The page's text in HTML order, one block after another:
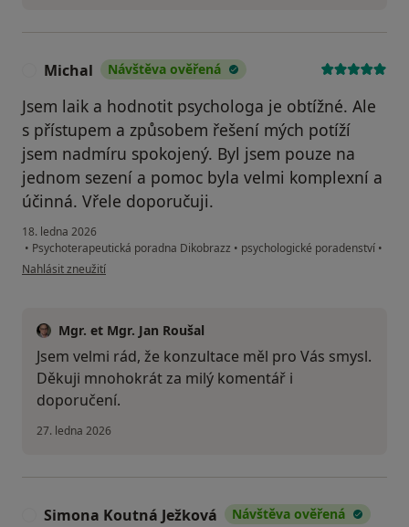
Michal Návštěva ověřená
Jsem laik a hodnotit psychologa je obtížné. Ale
s přístupem a způsobem řešení mých potíží
jsem nadmíru spokojený. Byl jsem pouze na
jednom sezení a pomoc byla velmi komplexní a
účinná. Vřele doporučuji.
18. ledna 2026
• Psychoterapeutická poradna Dikobrazz • psychologické poradenství •
podle názoru uživatele Michal
Nahlásit zneužití
Mgr. et Mgr. Jan Roušal
Jsem velmi rád, že konzultace měl pro Vás smysl.
Děkuji mnohokrát za milý komentář i
doporučení.
27. ledna 2026
Simona Koutná Ježková Návštěva ověřená